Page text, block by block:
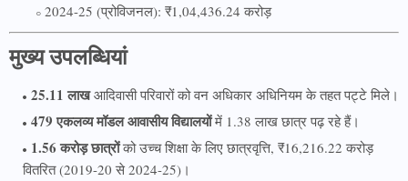
2024-25 (प्रोविजनल): ₹1,04,436.24 करोड़
मुख्य उपलब्धियां
25.11 लाखआदिवासी परिवारों को वन अधिकार अधिनियम के तहत पट्टे मिले।
479 एकलव्य मॉडल आवासीय विद्यालयोंमें 1.38 लाख छात्र पढ़ रहे हैं।
1.56 करोड़ छात्रोंको उच्च शिक्षा के लिए छात्रवृत्ति, ₹16,216.22 करोड़
वितरित (2019-20 से 2024-25)।